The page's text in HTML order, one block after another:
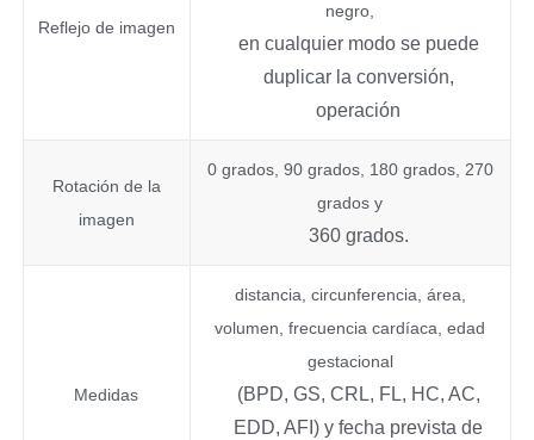
Reflejo de imagen
negro,
en cualquier modo se puede
duplicar la conversión,
operación
Rotación de la
imagen
0 grados, 90 grados, 180 grados, 270
grados y
360 grados.
Medidas
distancia, circunferencia, área,
volumen, frecuencia cardíaca, edad
gestacional
(BPD, GS, CRL, FL, HC, AC,
EDD, AFI) y fecha prevista de